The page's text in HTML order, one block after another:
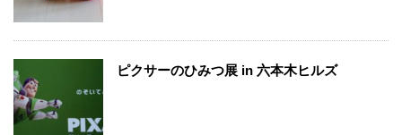
ピクサーのひみつ展 in 六本木ヒルズ